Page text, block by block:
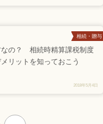
なの？ 相続時精算課税制度
リットを知っておこう
2018年5月4日
相続・贈与